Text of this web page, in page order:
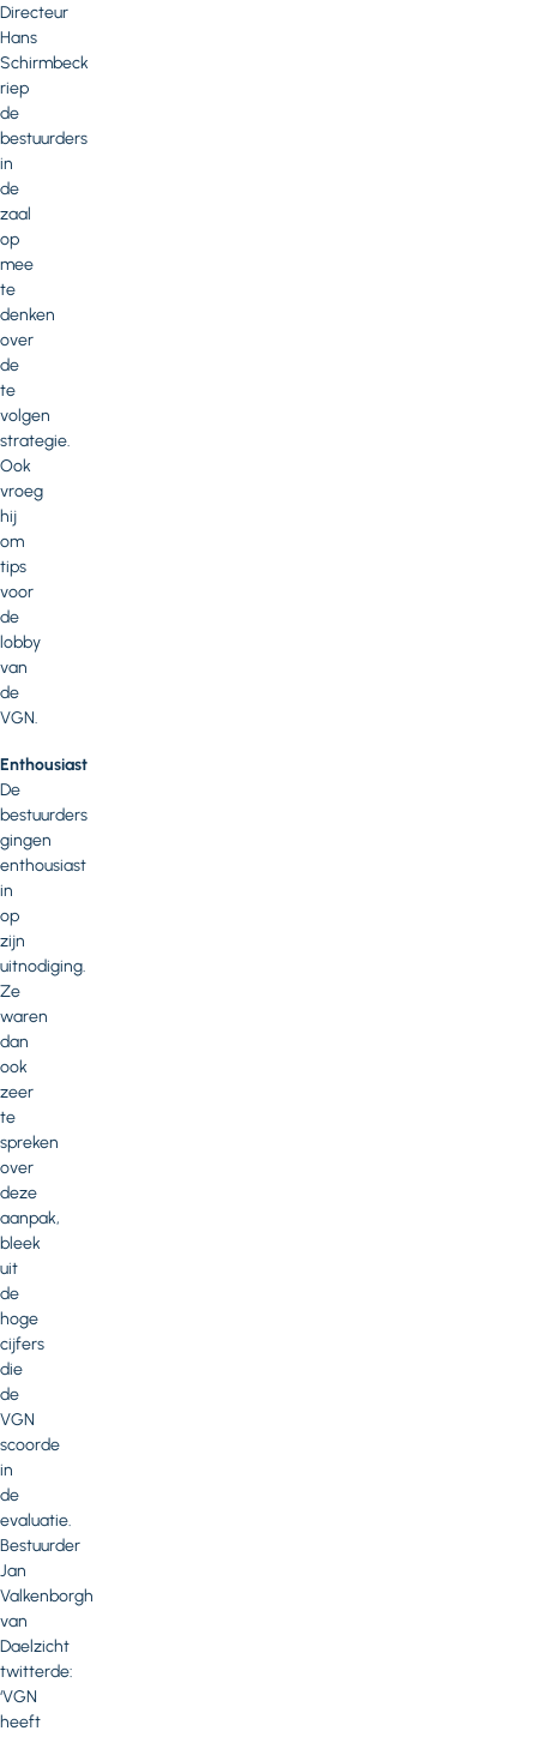
Directeur
Hans
Schirmbeck
riep
de
bestuurders
in
de
zaal
op
mee
te
denken
over
de
te
volgen
strategie.
Ook
vroeg
hij
om
tips
voor
de
lobby
van
de
VGN.
Enthousiast
De
bestuurders
gingen
enthousiast
in
op
zijn
uitnodiging.
Ze
waren
dan
ook
zeer
te
spreken
over
deze
aanpak,
bleek
uit
de
hoge
cijfers
die
de
VGN
scoorde
in
de
evaluatie.
Bestuurder
Jan
Valkenborgh
van
Daelzicht
twitterde:
‘VGN
heeft